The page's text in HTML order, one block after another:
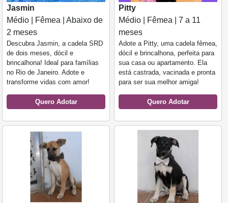
Jasmin
Médio | Fêmea | Abaixo de
2 meses
Descubra Jasmin, a cadela SRD
de dois meses, dócil e
brincalhona! Ideal para famílias
no Rio de Janeiro. Adote e
transforme vidas com amor!
Quero Adotar
Pitty
Médio | Fêmea | 7 a 11
meses
Adote a Pitty, uma cadela fêmea,
dócil e brincalhona, perfeita para
sua casa ou apartamento. Ela
está castrada, vacinada e pronta
para ser sua melhor amiga!
Quero Adotar